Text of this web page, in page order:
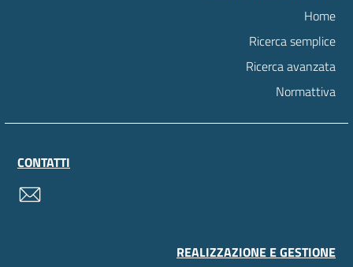
Home
Ricerca semplice
Ricerca avanzata
Normattiva
CONTATTI
REALIZZAZIONE E GESTIONE